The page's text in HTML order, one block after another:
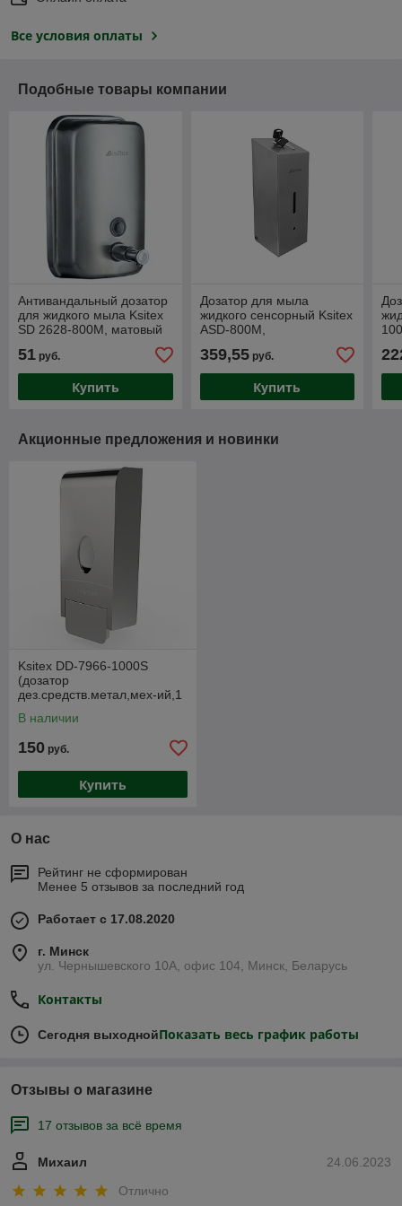
Все условия оплаты
Подобные товары компании
Антивандальный дозатор
для жидкого мыла Ksitex
SD 2628-800М, матовый
51 руб.
Купить
Дозатор для мыла
жидкого сенсорный Ksitex
ASD-800M,
антивандальный (800 мл)
матовый
359,55руб.
Купить
Акционные предложения и новинки
Ksitex DD-7966-1000S
(дозатор
дез.средств.метал,мех-ий,1
В наличии
150 руб.
Купить
О нас
Рейтинг не сформирован
Менее 5 отзывов за последний год
Работает с 17.08.2020
г. Минск
ул. Чернышевского 10А, офис 104, Минск, Беларусь
Контакты
Сегодня выходнойПоказать весь график работы
Отзывы о магазине
17 отзывов за всё время
24.06.2023
Михаил
Отлично